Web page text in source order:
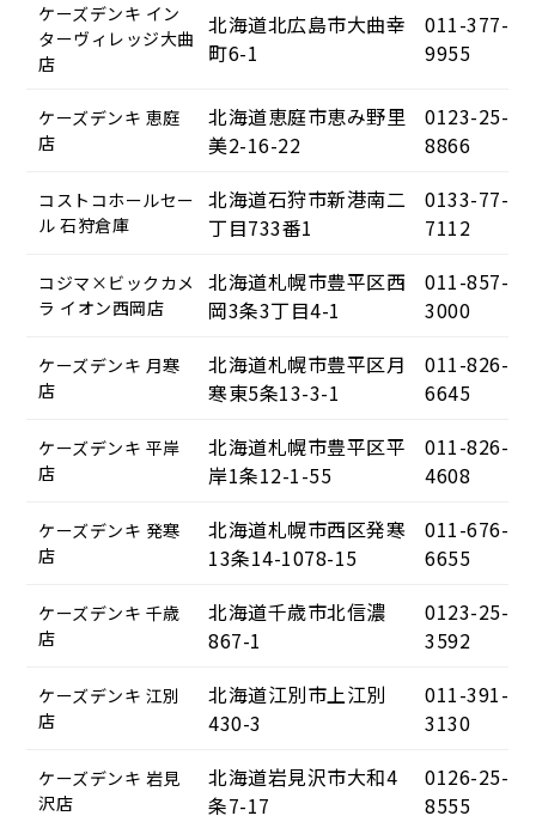
ケーズデンキ イン
ターヴィレッジ大曲
店
北海道北広島市大曲幸
町6-1
011-377-
9955
ケーズデンキ 恵庭
店
北海道恵庭市恵み野里
美2-16-22
0123-25-
8866
コストコホールセー
ル 石狩倉庫
北海道石狩市新港南二
丁目733番1
0133-77-
7112
コジマ×ビックカメ
ラ イオン西岡店
北海道札幌市豊平区西
岡3条3丁目4-1
011-857-
3000
ケーズデンキ 月寒
店
北海道札幌市豊平区月
寒東5条13-3-1
011-826-
6645
ケーズデンキ 平岸
店
北海道札幌市豊平区平
岸1条12-1-55
011-826-
4608
ケーズデンキ 発寒
店
北海道札幌市西区発寒
13条14-1078-15
011-676-
6655
ケーズデンキ 千歳
店
北海道千歳市北信濃
867-1
0123-25-
3592
ケーズデンキ 江別
店
北海道江別市上江別
430-3
011-391-
3130
ケーズデンキ 岩見
沢店
北海道岩見沢市大和4
条7-17
0126-25-
8555